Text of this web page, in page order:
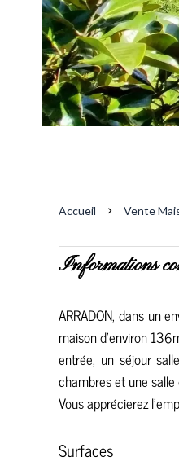
Accueil Vente
Informations
ARRADON, dans un
maison d'environ
entrée, un séjour
chambres et une
Vous apprécierez
Surfaces